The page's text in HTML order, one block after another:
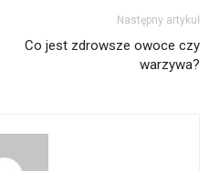
Następny artykuł
Co jest zdrowsze owoce czy
warzywa?